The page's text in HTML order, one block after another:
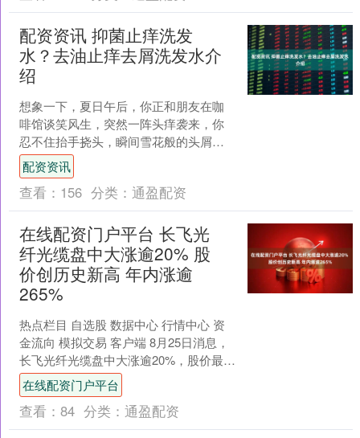
配资资讯 抑菌止痒洗发
水？去油止痒去屑洗发水介
绍
想象一下，夏日午后，你正和朋友在咖
啡馆谈笑风生，突然一阵头痒袭来，你
忍不住抬手挠头，瞬间雪花般的头屑飘
落肩头，头皮还微微发红，尴尬得只想
找个地缝钻进去。头油、头....
配资资讯
查看： 156 分类： 通盈配资
在线配资门户平台 长飞光
纤光缆盘中大涨逾20% 股
价创历史新高 年内涨逾
265%
热点栏目 自选股 数据中心 行情中心 资
金流向 模拟交易 客户端 8月25日消息，
长飞光纤光缆盘中大涨逾20%，股价最高
触及44.86港元，创历史新高，年内该
股....
在线配资门户平台
查看： 84 分类： 通盈配资